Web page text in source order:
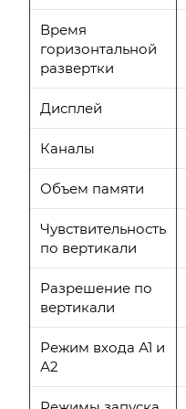
Время
горизонтальной
развертки
Дисплей
Каналы
Объем памяти
Чувствительность
по вертикали
Разрешение по
вертикали
Режим входа А1 и
А2